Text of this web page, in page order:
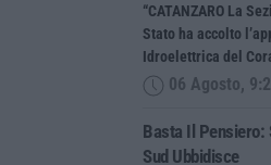
“CATANZARO La
Stato ha accolto
Idroelettrica del
06 Agosto,
Basta Il Pensiero:
Sud Ubbidisce